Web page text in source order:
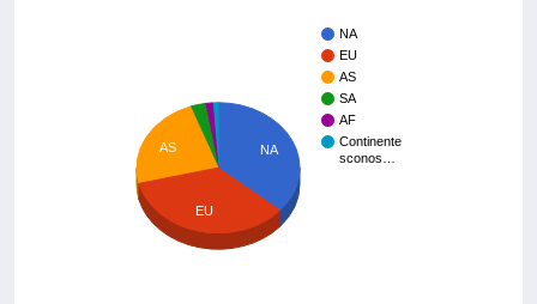
NA
EU
AS
SA
AF
Continente
sconos…
NA
AS
EU